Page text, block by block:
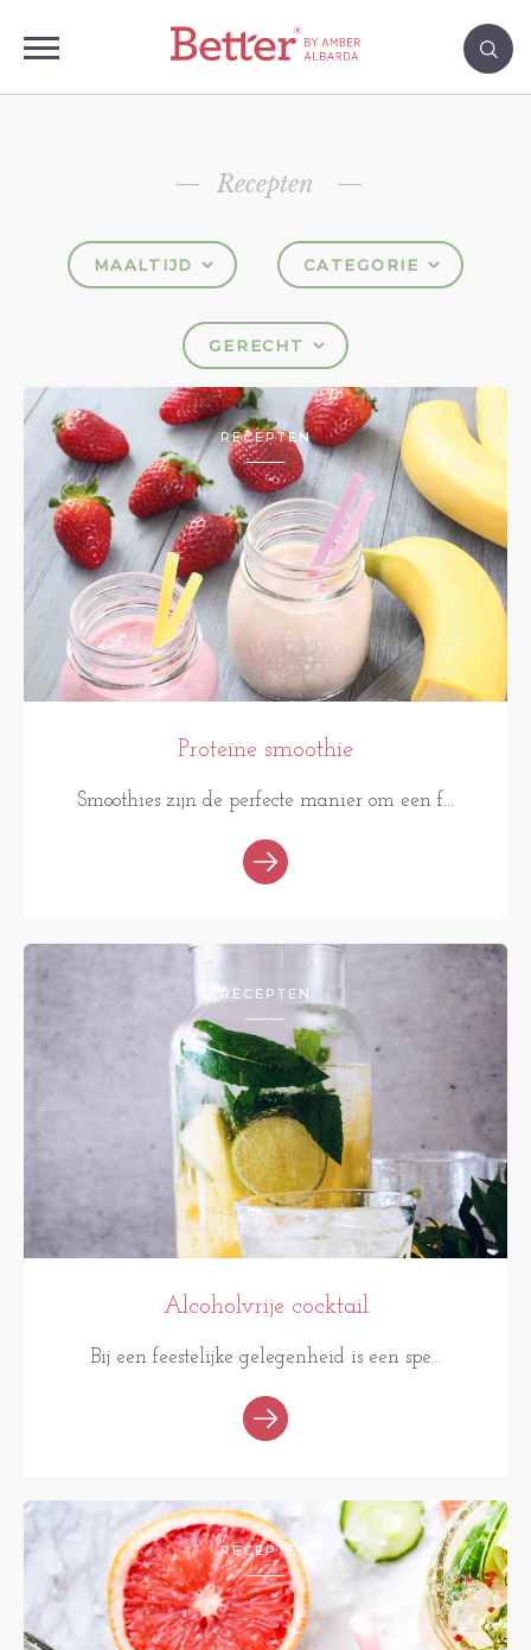
Recepten
MAALTIJD CATEGORIE
GERECHT
RECEPTEN
Proteïne smoothie
Smoothies zijn de perfecte manier om een f...
RECEPTEN
Alcoholvrije cocktail
Bij een feestelijke gelegenheid is een spe...
RECEPTEN